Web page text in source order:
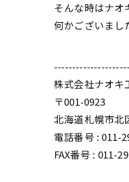
そんな時はナオ
何かございま
株式会社ナオキ
〒001-0923
北海道札幌市北
電話番号 : 011-
FAX番号 : 011-